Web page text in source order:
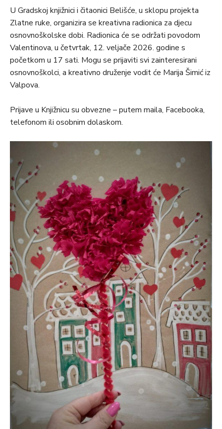
U Gradskoj knjižnici i čitaonici Belišće, u sklopu projekta
Zlatne ruke, organizira se kreativna radionica za djecu
osnovnoškolske dobi. Radionica će se održati povodom
Valentinova, u četvrtak, 12. veljače 2026. godine s
početkom u 17 sati. Mogu se prijaviti svi zainteresirani
osnovnoškolci, a kreativno druženje vodit će Marija Šimić iz
Valpova.
Prijave u Knjižnicu su obvezne – putem maila, Facebooka,
telefonom ili osobnim dolaskom.